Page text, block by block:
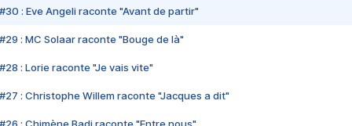
#30 : Eve Angeli raconte "Avant de partir"
#29 : MC Solaar raconte "Bouge de là"
#28 : Lorie raconte "Je vais vite"
#27 : Christophe Willem raconte "Jacques a dit"